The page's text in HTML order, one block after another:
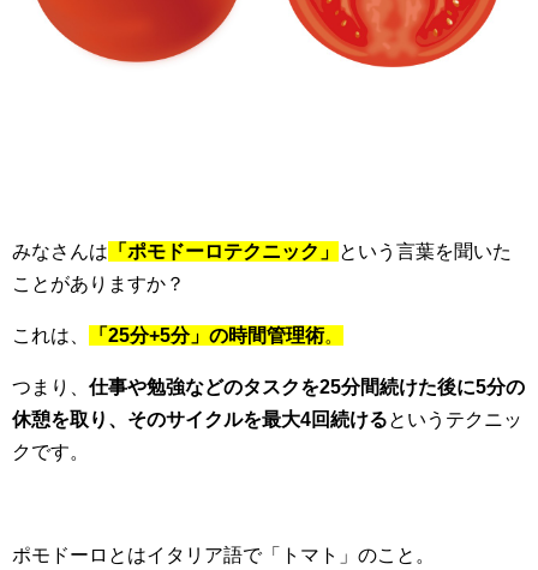
みなさんは 「ポモドーロテクニック」 という言葉を聞いた
ことがありますか？
これは、 「25分+5分」の時間管理術。
つまり、 仕事や勉強などのタスクを25分間続けた後に5分の
休憩を取り、そのサイクルを最大4回続けるというテクニッ
クです。
ポモドーロとはイタリア語で「トマト」のこと。